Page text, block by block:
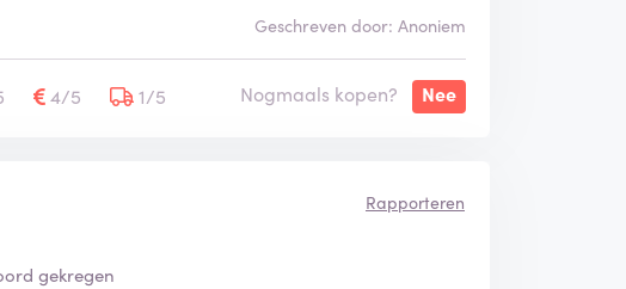
Geschreven door: Anoniem
4/5 1/5 Nogmaals kopen? Nee
Rapporteren
gekregen